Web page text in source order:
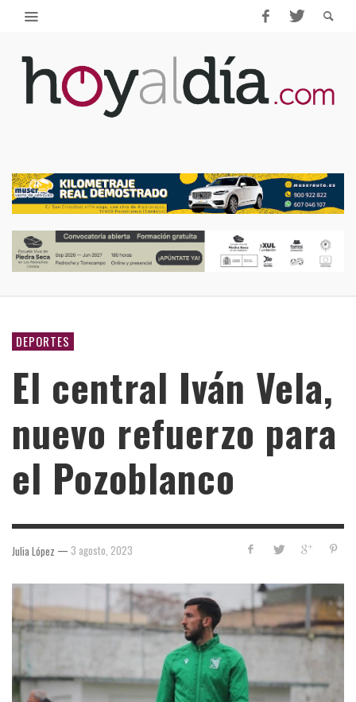
DEPORTES
El central Iván Vela,
nuevo refuerzo para
el Pozoblanco
Julia López — 3 agosto, 2023